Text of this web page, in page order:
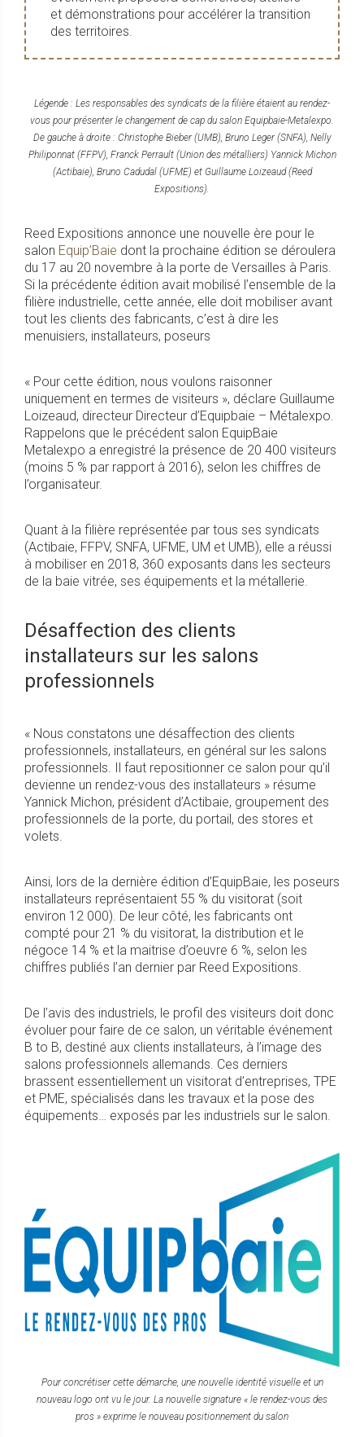
et démonstrations pour accélérer la transition
des territoires.
Légende : Les responsables des syndicats de la filière étaient au rendez-
vous pour présenter le changement de cap du salon Equipbaie-Metalexpo.
De gauche à droite : Christophe Bieber (UMB), Bruno Leger (SNFA), Nelly
Philiponnat (FFPV), Franck Perrault (Union des métalliers) Yannick Michon
(Actibaie), Bruno Cadudal (UFME) et Guillaume Loizeaud (Reed
Expositions).
Reed Expositions annonce une nouvelle ère pour le
salon Equip’Baie dont la prochaine édition se déroulera
du 17 au 20 novembre à la porte de Versailles à Paris.
Si la précédente édition avait mobilisé l’ensemble de la
filière industrielle, cette année, elle doit mobiliser avant
tout les clients des fabricants, c’est à dire les
menuisiers, installateurs, poseurs
« Pour cette édition, nous voulons raisonner
uniquement en termes de visiteurs », déclare Guillaume
Loizeaud, directeur Directeur d’Equipbaie – Métalexpo.
Rappelons que le précédent salon EquipBaie
Metalexpo a enregistré la présence de 20 400 visiteurs
(moins 5 % par rapport à 2016), selon les chiffres de
l’organisateur.
Quant à la filière représentée par tous ses syndicats
(Actibaie, FFPV, SNFA, UFME, UM et UMB), elle a réussi
à mobiliser en 2018, 360 exposants dans les secteurs
de la baie vitrée, ses équipements et la métallerie.
Désaffection des clients
installateurs sur les salons
professionnels
« Nous constatons une désaffection des clients
professionnels, installateurs, en général sur les salons
professionnels. Il faut repositionner ce salon pour qu’il
devienne un rendez-vous des installateurs » résume
Yannick Michon, président d’Actibaie, groupement des
professionnels de la porte, du portail, des stores et
volets.
Ainsi, lors de la dernière édition d’EquipBaie, les poseurs
installateurs représentaient 55 % du visitorat (soit
environ 12 000). De leur côté, les fabricants ont
compté pour 21 % du visitorat, la distribution et le
négoce 14 % et la maitrise d’oeuvre 6 %, selon les
chiffres publiés l’an dernier par Reed Expositions.
De l’avis des industriels, le profil des visiteurs doit donc
évoluer pour faire de ce salon, un véritable événement
B to B, destiné aux clients installateurs, à l’image des
salons professionnels allemands. Ces derniers
brassent essentiellement un visitorat d’entreprises, TPE
et PME, spécialisés dans les travaux et la pose des
équipements… exposés par les industriels sur le salon.
Pour concrétiser cette démarche, une nouvelle identité visuelle et un
nouveau logo ont vu le jour. La nouvelle signature « le rendez-vous des
pros » exprime le nouveau positionnement du salon